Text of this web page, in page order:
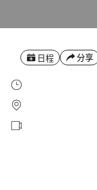
日程 分享